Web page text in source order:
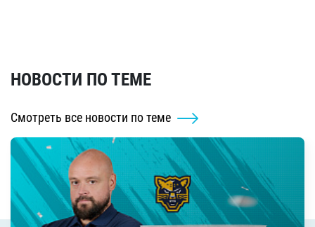
НОВОСТИ ПО ТЕМЕ
Смотреть все новости по теме